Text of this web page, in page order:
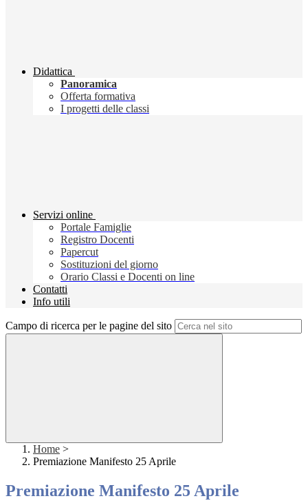
Didattica
Panoramica
Offerta formativa
I progetti delle classi
Servizi online
Portale Famiglie
Registro Docenti
Papercut
Sostituzioni del giorno
Orario Classi e Docenti on line
Contatti
Info utili
Campo di ricerca per le pagine del sito
Home >
Premiazione Manifesto 25 Aprile
Premiazione Manifesto 25 Aprile